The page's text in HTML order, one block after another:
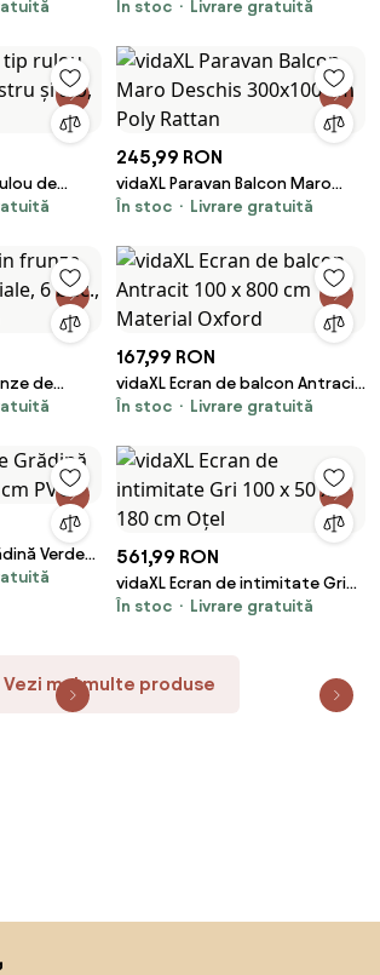
roz închis,
arbust artificiale, 6 buc., verde,
În stoc Livrare gratuită
de
60 x
245,99 RON
vidaXL Paravan Balcon Maro
Deschis 300x100 cm Poly
În stoc Livrare gratuită
de
verde,
167,99 RON
vidaXL Ecran de balcon Antracit
100 x 800 cm Material Oxford
În stoc Livrare gratuită
Verde
561,99 RON
vidaXL Ecran de intimitate Gri
100 x 50 x 180 cm Oțel
În stoc Livrare gratuită
Vezi mai multe produse